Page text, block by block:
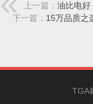
上一篇： 油比电好
下一篇： 15万品质之
TGA